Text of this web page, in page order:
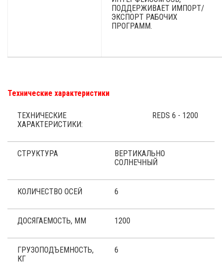
ПОДДЕРЖИВАЕТ ИМПОРТ/
ЭКСПОРТ РАБОЧИХ
ПРОГРАММ.
Технические характеристики
ТЕХНИЧЕСКИЕ
ХАРАКТЕРИСТИКИ:
REDS 6 - 1200
СТРУКТУРА
ВЕРТИКАЛЬНО
СОЛНЕЧНЫЙ
КОЛИЧЕСТВО ОСЕЙ 6
ДОСЯГАЕМОСТЬ, ММ 1200
ГРУЗОПОДЪЕМНОСТЬ,
КГ
6